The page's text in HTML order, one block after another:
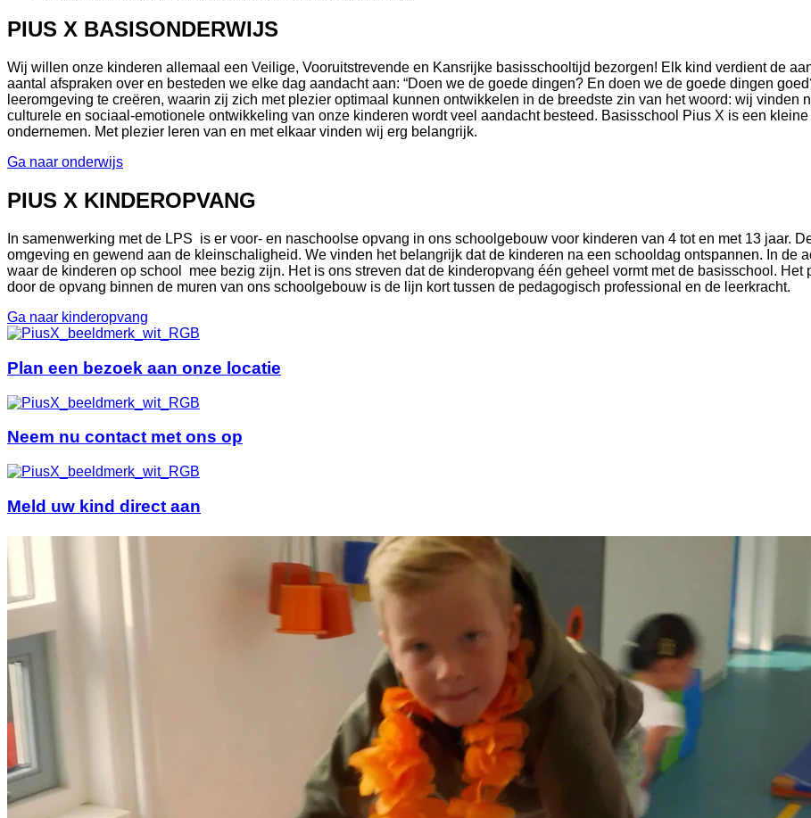
PIUS X BASISONDERWIJS
Wij willen onze kinderen allemaal een Veilige, Vooruitstrevende en Kansrijke basisschooltijd bezorgen! Elk kind verdient de
aantal afspraken over en besteden we elke dag aandacht aan: “Doen we de goede dingen? En doen we de goede dingen
leeromgeving te creëren, waarin zij zich met plezier optimaal kunnen ontwikkelen in de breedste zin van het woord: wij
culturele en sociaal-emotionele ontwikkeling van onze kinderen wordt veel aandacht besteed. Basisschool Pius X is een
ondernemen. Met plezier leren van en met elkaar vinden wij erg belangrijk.
Ga naar onderwijs
PIUS X KINDEROPVANG
In samenwerking met de LPS is er voor- en naschoolse opvang in ons schoolgebouw voor kinderen van 4 tot en met 13 jaar.
omgeving en gewend aan de kleinschaligheid. We vinden het belangrijk dat de kinderen na een schooldag ontspannen. In de
waar de kinderen op school mee bezig zijn. Het is ons streven dat de kinderopvang één geheel vormt met de basisschool.
door de opvang binnen de muren van ons schoolgebouw is de lijn kort tussen de pedagogisch professional en de leerkracht.
Ga naar kinderopvang
Plan een bezoek aan onze locatie
Neem nu contact met ons op
Meld uw kind direct aan